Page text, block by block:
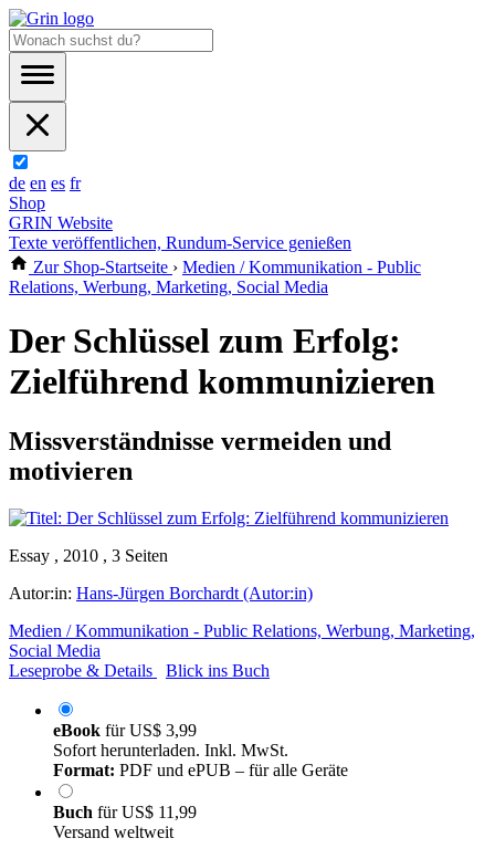
de en es fr
Shop
GRIN Website
Texte veröffentlichen, Rundum-Service genießen
Zur Shop-Startseite › Medien / Kommunikation - Public
Relations, Werbung, Marketing, Social Media
Der Schlüssel zum Erfolg:
Zielführend kommunizieren
Missverständnisse vermeiden und
motivieren
Essay , 2010 , 3 Seiten
Autor:in: Hans-Jürgen Borchardt (Autor:in)
Medien / Kommunikation - Public Relations, Werbung, Marketing,
Social Media
Leseprobe & Details
Blick ins Buch
eBook fürUS$ 3,99
Sofort herunterladen. Inkl. MwSt.
Format: PDF und ePUB – für alle Geräte
Buch fürUS$ 11,99
Versand weltweit